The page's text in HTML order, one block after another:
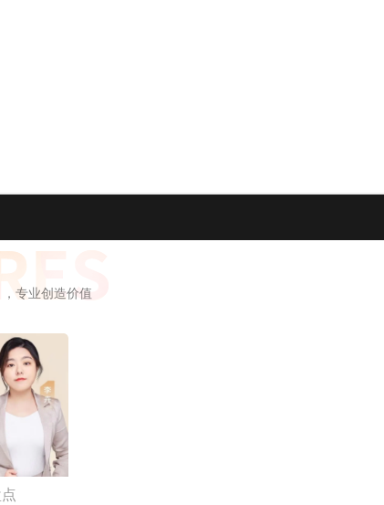
专业创造价值